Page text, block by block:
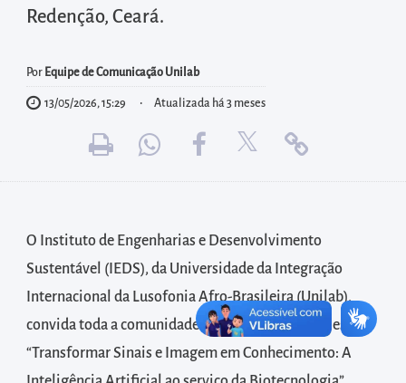
realizar
buscas
diretamente
informações
postas
no
rodapé
Redenção, Ceará.
Por Equipe de Comunicação Unilab
13/05/2026, 15:29 Atualizada há 3 meses
O Instituto de Engenharias e Desenvolvimento
Sustentável (IEDS), da Universidade da Integração
Internacional da Lusofonia Afro-Brasileira (Unilab),
convida toda a comunidade acadêmica para a palestra
“Transformar Sinais e Imagem em Conhecimento: A